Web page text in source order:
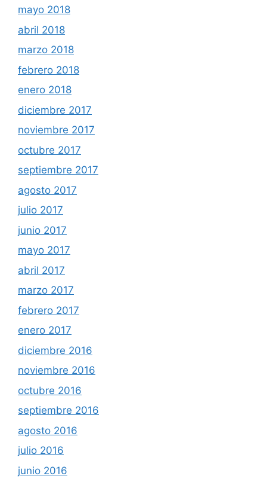
mayo 2018
abril 2018
marzo 2018
febrero 2018
enero 2018
diciembre 2017
noviembre 2017
octubre 2017
septiembre 2017
agosto 2017
julio 2017
junio 2017
mayo 2017
abril 2017
marzo 2017
febrero 2017
enero 2017
diciembre 2016
noviembre 2016
octubre 2016
septiembre 2016
agosto 2016
julio 2016
junio 2016